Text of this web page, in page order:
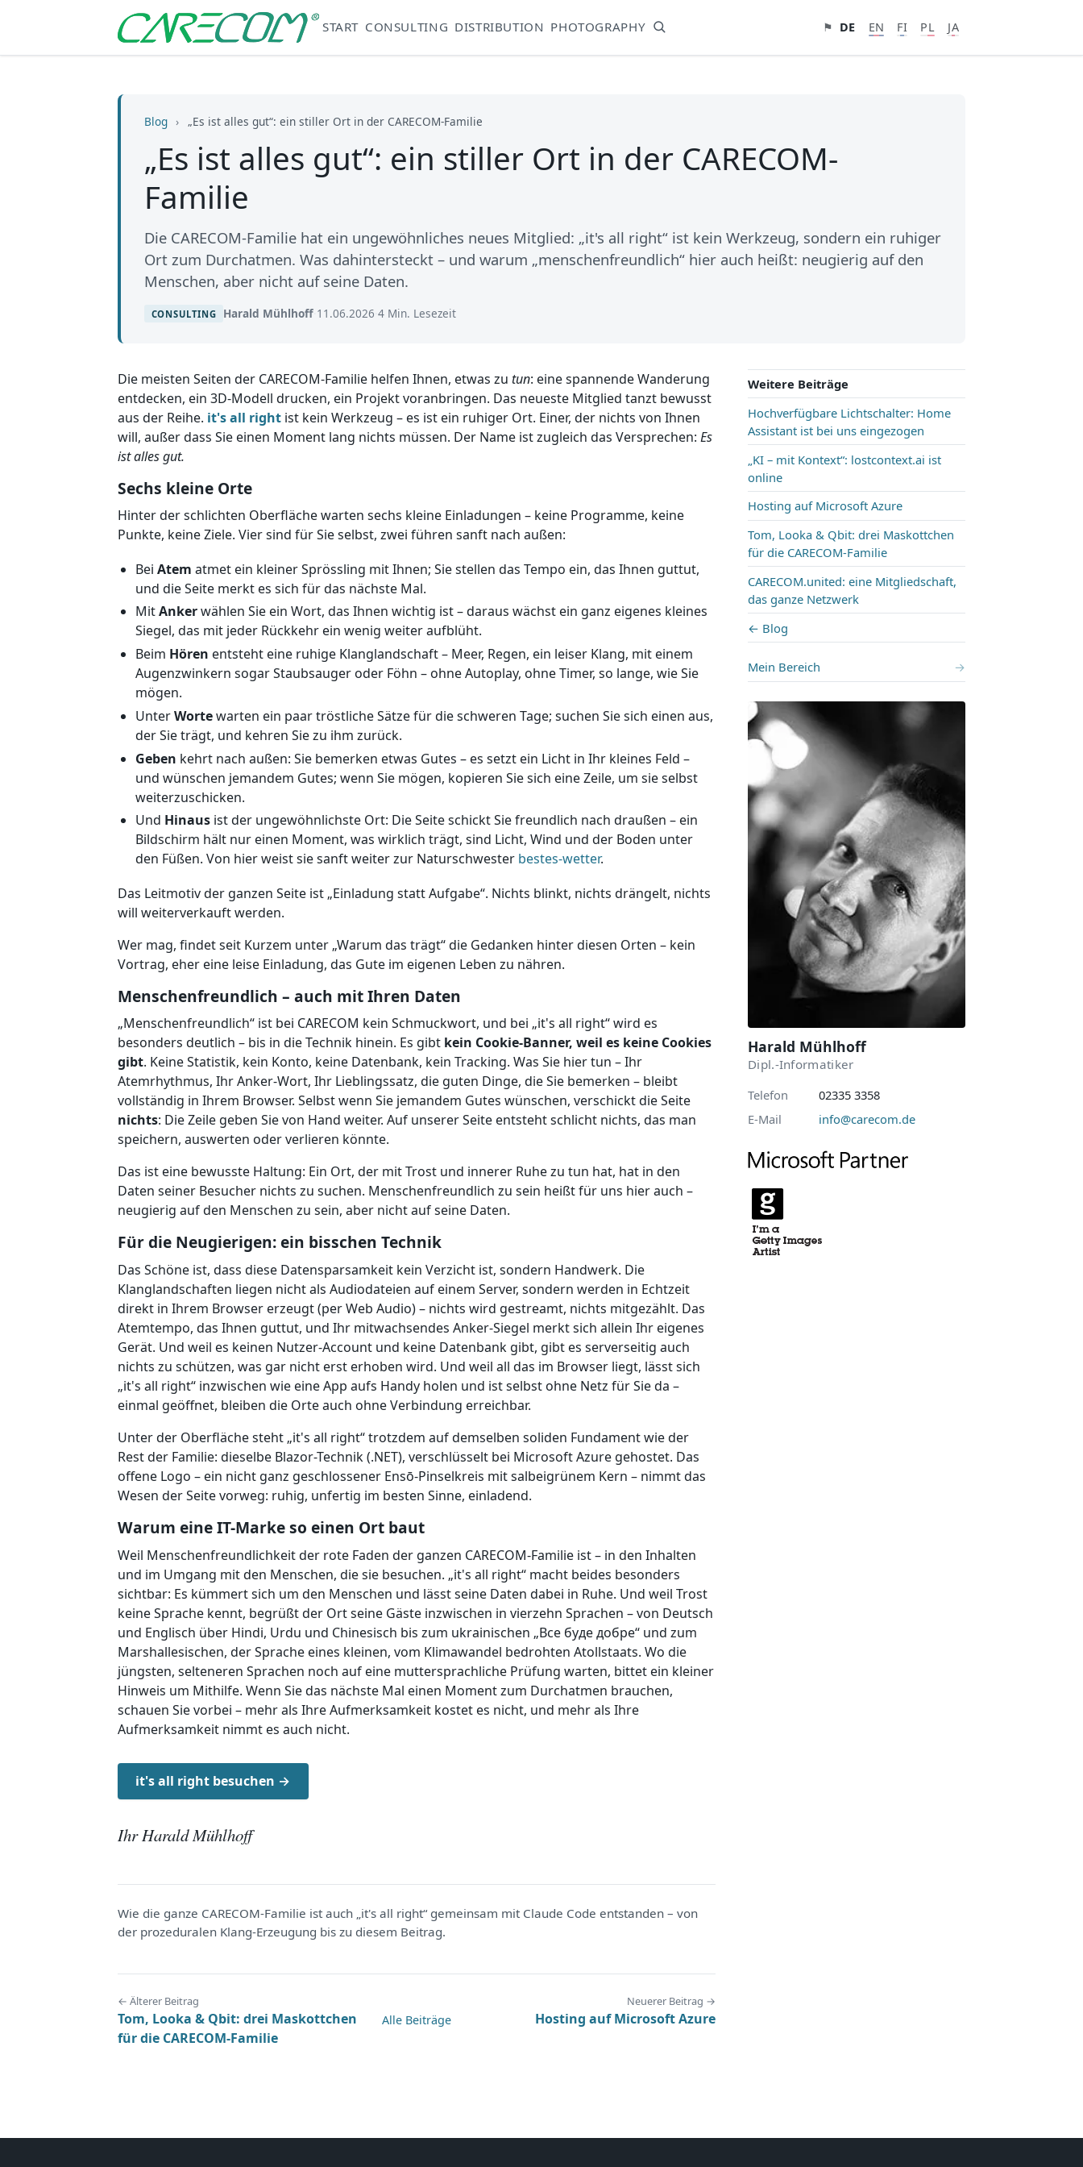
START CONSULTING DISTRIBUTION PHOTOGRAPHY ⚑ DE EN FI PL JA
Blog › „Es ist alles gut“: ein stiller Ort in der CARECOM-Familie
„Es ist alles gut“: ein stiller Ort in der CARECOM-
Familie
Die CARECOM-Familie hat ein ungewöhnliches neues Mitglied: „it's all right“ ist kein Werkzeug, sondern ein ruhiger
Ort zum Durchatmen. Was dahintersteckt – und warum „menschenfreundlich“ hier auch heißt: neugierig auf den
Menschen, aber nicht auf seine Daten.
CONSULTING Harald Mühlhoff 11.06.2026 ·4 Min. Lesezeit
Die meisten Seiten der CARECOM-Familie helfen Ihnen, etwas zu tun: eine spannende Wanderung
entdecken, ein 3D-Modell drucken, ein Projekt voranbringen. Das neueste Mitglied tanzt bewusst
aus der Reihe. it's all right ist kein Werkzeug – es ist ein ruhiger Ort. Einer, der nichts von Ihnen
will, außer dass Sie einen Moment lang nichts müssen. Der Name ist zugleich das Versprechen: Es
ist alles gut.
Sechs kleine Orte
Hinter der schlichten Oberfläche warten sechs kleine Einladungen – keine Programme, keine
Punkte, keine Ziele. Vier sind für Sie selbst, zwei führen sanft nach außen:
BeiAtem atmet ein kleiner Sprössling mit Ihnen; Sie stellen das Tempo ein, das Ihnen guttut,
und die Seite merkt es sich für das nächste Mal.
MitAnkerwählen Sie ein Wort, das Ihnen wichtig ist – daraus wächst ein ganz eigenes kleines
Siegel, das mit jeder Rückkehr ein wenig weiter aufblüht.
Beim Hören entsteht eine ruhige Klanglandschaft – Meer, Regen, ein leiser Klang, mit einem
Augenzwinkern sogar Staubsauger oder Föhn – ohne Autoplay, ohne Timer, so lange, wie Sie
mögen.
UnterWortewarten ein paar tröstliche Sätze für die schweren Tage; suchen Sie sich einen aus,
der Sie trägt, und kehren Sie zu ihm zurück.
Geben kehrt nach außen: Sie bemerken etwas Gutes – es setzt ein Licht in Ihr kleines Feld –
und wünschen jemandem Gutes; wenn Sie mögen, kopieren Sie sich eine Zeile, um sie selbst
weiterzuschicken.
Und Hinaus ist der ungewöhnlichste Ort: Die Seite schickt Sie freundlich nach draußen – ein
Bildschirm hält nur einen Moment, was wirklich trägt, sind Licht, Wind und der Boden unter
den Füßen. Von hier weist sie sanft weiter zur Naturschwester bestes-wetter.
Das Leitmotiv der ganzen Seite ist „Einladung statt Aufgabe“. Nichts blinkt, nichts drängelt, nichts
will weiterverkauft werden.
Wer mag, findet seit Kurzem unter „Warum das trägt“ die Gedanken hinter diesen Orten – kein
Vortrag, eher eine leise Einladung, das Gute im eigenen Leben zu nähren.
Menschenfreundlich – auch mit Ihren Daten
„Menschenfreundlich“ ist bei CARECOM kein Schmuckwort, und bei „it's all right“ wird es
besonders deutlich – bis in die Technik hinein. Es gibt kein Cookie-Banner, weil es keine Cookies
gibt. Keine Statistik, kein Konto, keine Datenbank, kein Tracking. Was Sie hier tun – Ihr
Atemrhythmus, Ihr Anker-Wort, Ihr Lieblingssatz, die guten Dinge, die Sie bemerken – bleibt
vollständig in Ihrem Browser. Selbst wenn Sie jemandem Gutes wünschen, verschickt die Seite
nichts: Die Zeile geben Sie von Hand weiter. Auf unserer Seite entsteht schlicht nichts, das man
speichern, auswerten oder verlieren könnte.
Das ist eine bewusste Haltung: Ein Ort, der mit Trost und innerer Ruhe zu tun hat, hat in den
Daten seiner Besucher nichts zu suchen. Menschenfreundlich zu sein heißt für uns hier auch –
neugierig auf den Menschen zu sein, aber nicht auf seine Daten.
Für die Neugierigen: ein bisschen Technik
Das Schöne ist, dass diese Datensparsamkeit kein Verzicht ist, sondern Handwerk. Die
Klanglandschaften liegen nicht als Audiodateien auf einem Server, sondern werden in Echtzeit
direkt in Ihrem Browser erzeugt (per Web Audio) – nichts wird gestreamt, nichts mitgezählt. Das
Atemtempo, das Ihnen guttut, und Ihr mitwachsendes Anker-Siegel merkt sich allein Ihr eigenes
Gerät. Und weil es keinen Nutzer-Account und keine Datenbank gibt, gibt es serverseitig auch
nichts zu schützen, was gar nicht erst erhoben wird. Und weil all das im Browser liegt, lässt sich
„it's all right“ inzwischen wie eine App aufs Handy holen und ist selbst ohne Netz für Sie da –
einmal geöffnet, bleiben die Orte auch ohne Verbindung erreichbar.
Unter der Oberfläche steht „it's all right“ trotzdem auf demselben soliden Fundament wie der
Rest der Familie: dieselbe Blazor-Technik (.NET), verschlüsselt bei Microsoft Azure gehostet. Das
offene Logo – ein nicht ganz geschlossener Ensō-Pinselkreis mit salbeigrünem Kern – nimmt das
Wesen der Seite vorweg: ruhig, unfertig im besten Sinne, einladend.
Warum eine IT-Marke so einen Ort baut
Weil Menschenfreundlichkeit der rote Faden der ganzen CARECOM-Familie ist – in den Inhalten
und im Umgang mit den Menschen, die sie besuchen. „it's all right“ macht beides besonders
sichtbar: Es kümmert sich um den Menschen und lässt seine Daten dabei in Ruhe. Und weil Trost
keine Sprache kennt, begrüßt der Ort seine Gäste inzwischen in vierzehn Sprachen – von Deutsch
und Englisch über Hindi, Urdu und Chinesisch bis zum ukrainischen „Все буде добре“ und zum
Marshallesischen, der Sprache eines kleinen, vom Klimawandel bedrohten Atollstaats. Wo die
jüngsten, selteneren Sprachen noch auf eine muttersprachliche Prüfung warten, bittet ein kleiner
Hinweis um Mithilfe. Wenn Sie das nächste Mal einen Moment zum Durchatmen brauchen,
schauen Sie vorbei – mehr als Ihre Aufmerksamkeit kostet es nicht, und mehr als Ihre
Aufmerksamkeit nimmt es auch nicht.
it's all right besuchen →
Ihr Harald Mühlhoff
Wie die ganze CARECOM-Familie ist auch „it's all right“ gemeinsam mit Claude Code entstanden – von
der prozeduralen Klang-Erzeugung bis zu diesem Beitrag.
← Älterer Beitrag
Tom, Looka & Qbit: drei Maskottchen
für die CARECOM-Familie
Alle Beiträge
Neuerer Beitrag →
Hosting auf Microsoft Azure
Weitere Beiträge
Hochverfügbare Lichtschalter: Home
Assistant ist bei uns eingezogen
„KI – mit Kontext“: lostcontext.ai ist
online
Hosting auf Microsoft Azure
Tom, Looka & Qbit: drei Maskottchen
für die CARECOM-Familie
CARECOM.united: eine Mitgliedschaft,
das ganze Netzwerk
← Blog
Mein Bereich →
Harald Mühlhoff
Dipl.-Informatiker
Telefon
02335 3358
E-Mail
info@carecom.de